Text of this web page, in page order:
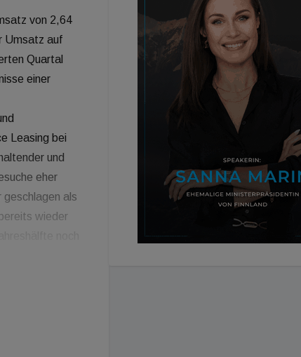
von 2,64
Umsatz auf
Quartal
einer
Leasing bei
und
eher
als
wieder
im